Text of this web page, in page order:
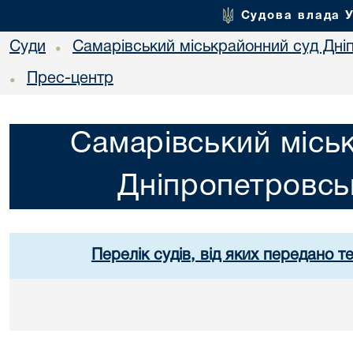
Судова влада
Суди • Самарівський міськрайонний суд
• Прес-центр
Самарівський
Перелік судів, від яких передано